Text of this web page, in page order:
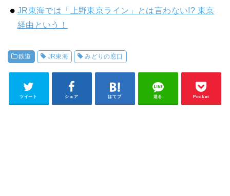
JR東海では「上野東京ライン」とは言わない!? 東京
経由という！
鉄道 JR東海 みどりの窓口
ツイート シェア はてブ 送る Pocket